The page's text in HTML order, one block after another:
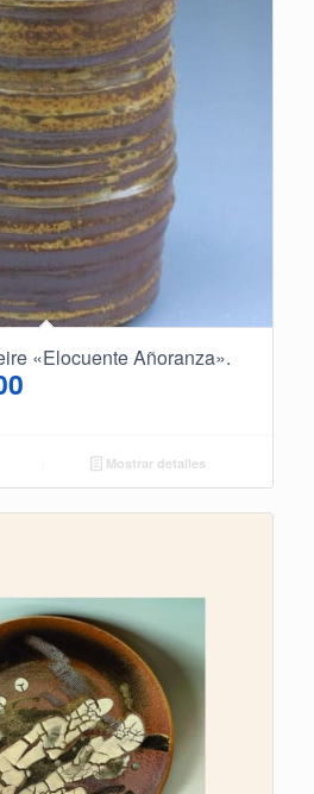
«Elocuente Añoranza».
Mostrar detalles